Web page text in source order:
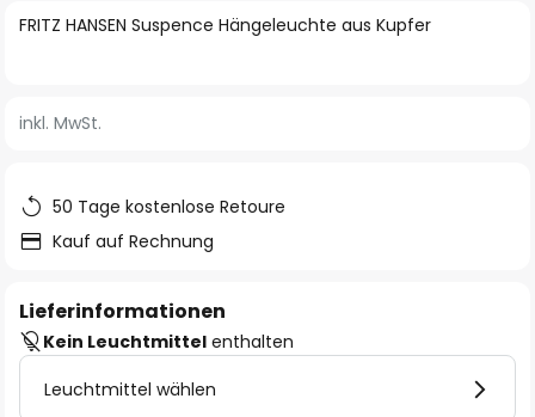
Zum
springen
FRITZ HANSEN Suspence Hängeleuchte aus Kupfer
inkl. MwSt.
50 Tage kostenlose Retoure
Kauf auf Rechnung
Lieferinformationen
Kein Leuchtmittel enthalten
Leuchtmittel wählen